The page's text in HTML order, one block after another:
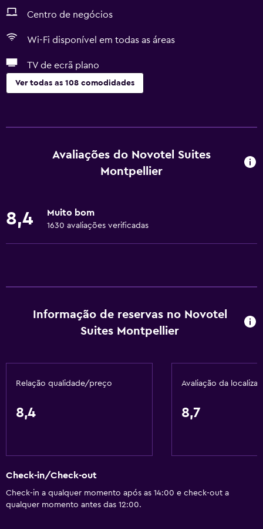
Centro de negócios
Wi-Fi disponível em todas as áreas
TV de ecrã plano
Ver todas as 108 comodidades
Unidade no rés-do-chão
Unidade acessível em cadeira de rodas
Quarto para não fumadores
Almofada sem penas
Animais permitidos consoante solicitado. Pode ter custos
Elevador
Cadeira para duche
WC com barras de apoio
Pisos superiores acessíveis por elevador
Wi-Fi disponível em todas as áreas
Internet
Extintor
Avaliações do Novotel Suites
Montpellier
8,4 Muito bom
1630 avaliações verificadas
Informação de reservas no Novotel
Suites Montpellier
Relação qualidade/preço
8,4
Avaliação da
8,7
Check-in/Check-out
Check-in a qualquer momento após as 14:00 e check-out a
qualquer momento antes das 12:00.